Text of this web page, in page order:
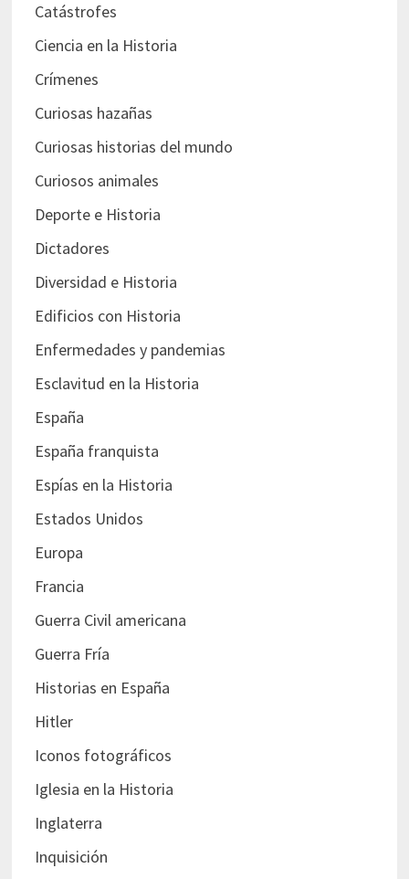
Catástrofes
Ciencia en la Historia
Crímenes
Curiosas hazañas
Curiosas historias del mundo
Curiosos animales
Deporte e Historia
Dictadores
Diversidad e Historia
Edificios con Historia
Enfermedades y pandemias
Esclavitud en la Historia
España
España franquista
Espías en la Historia
Estados Unidos
Europa
Francia
Guerra Civil americana
Guerra Fría
Historias en España
Hitler
Iconos fotográficos
Iglesia en la Historia
Inglaterra
Inquisición